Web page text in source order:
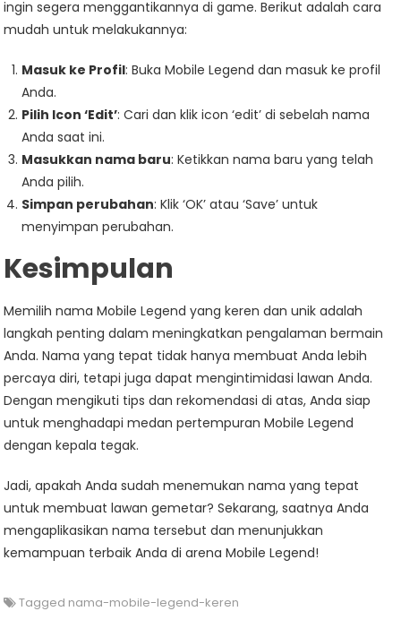
ingin segera menggantikannya di game. Berikut adalah cara
mudah untuk melakukannya:
Masuk ke Profil: Buka Mobile Legend dan masuk ke profil
Anda.
Pilih Icon ‘Edit’: Cari dan klik icon ‘edit’ di sebelah nama
Anda saat ini.
Masukkan nama baru: Ketikkan nama baru yang telah
Anda pilih.
Simpan perubahan: Klik ‘OK’ atau ‘Save’ untuk
menyimpan perubahan.
Kesimpulan
Memilih nama Mobile Legend yang keren dan unik adalah
langkah penting dalam meningkatkan pengalaman bermain
Anda. Nama yang tepat tidak hanya membuat Anda lebih
percaya diri, tetapi juga dapat mengintimidasi lawan Anda.
Dengan mengikuti tips dan rekomendasi di atas, Anda siap
untuk menghadapi medan pertempuran Mobile Legend
dengan kepala tegak.
Jadi, apakah Anda sudah menemukan nama yang tepat
untuk membuat lawan gemetar? Sekarang, saatnya Anda
mengaplikasikan nama tersebut dan menunjukkan
kemampuan terbaik Anda di arena Mobile Legend!
Tagged nama-mobile-legend-keren